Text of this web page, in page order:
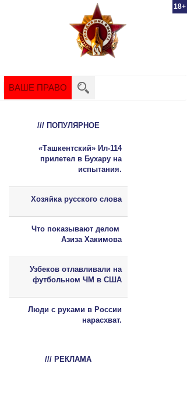
18+
ВАШЕ ПРАВО
/// ПОПУЛЯРНОЕ
«Ташкентский» Ил-114
прилетел в Бухару на
испытания.
Хозяйка русского слова
Что показывают делом
Азиза Хакимова
Узбеков отлавливали на
футбольном ЧМ в США
Люди с руками в России
нарасхват.
/// РЕКЛАМА